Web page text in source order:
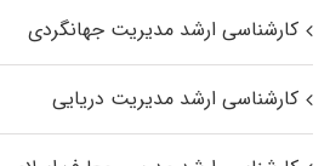
کارشناسی ارشد مدیریت جهانگردی
کارشناسی ارشد مدیریت دریایی